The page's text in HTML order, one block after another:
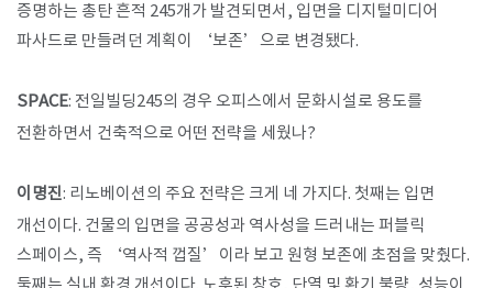
증명하는 총탄 흔적 245개가 발견되면서, 입면을 디지털미디어
파사드로 만들려던 계획이 ‘보존’으로 변경됐다.
SPACE: 전일빌딩245의 경우 오피스에서 문화시설로 용도를
전환하면서 건축적으로 어떤 전략을 세웠나?
이명진: 리노베이션의 주요 전략은 크게 네 가지다. 첫째는 입면
개선이다. 건물의 입면을 공공성과 역사성을 드러내는 퍼블릭
스페이스, 즉 ‘역사적 껍질’이라 보고 원형 보존에 초점을 맞췄다.